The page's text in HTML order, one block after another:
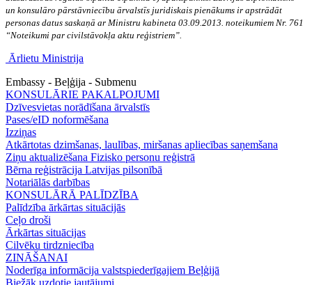
un konsulāro pārstāvniecību ārvalstīs juridiskais pienākums ir apstrādāt
personas datus saskaņā ar Ministru kabineta 03.09.2013. noteikumiem Nr. 761
“Noteikumi par civilstāvokļa aktu reģistriem”.
Ārlietu Ministrija
Embassy - Beļģija - Submenu
KONSULĀRIE PAKALPOJUMI
Dzīvesvietas norādīšana ārvalstīs
Pases/eID noformēšana
Izziņas
Atkārtotas dzimšanas, laulības, miršanas apliecības saņemšana
Ziņu aktualizēšana Fizisko personu reģistrā
Bērna reģistrācija Latvijas pilsonībā
Notariālās darbības
KONSULĀRĀ PALĪDZĪBA
Palīdzība ārkārtas situācijās
Ceļo droši
Ārkārtas situācijas
Cilvēku tirdzniecība
ZINĀŠANAI
Noderīga informācija valstspiederīgajiem Beļģijā
Biežāk uzdotie jautājumi